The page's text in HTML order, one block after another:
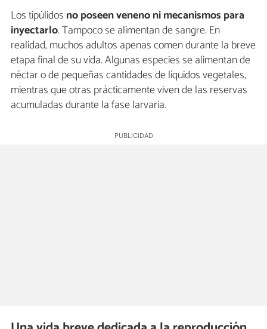
Los tipúlidos no poseen veneno ni mecanismos para
inyectarlo. Tampoco se alimentan de sangre. En
realidad, muchos adultos apenas comen durante la breve
etapa final de su vida. Algunas especies se alimentan de
néctar o de pequeñas cantidades de líquidos vegetales,
mientras que otras prácticamente viven de las reservas
acumuladas durante la fase larvaria.